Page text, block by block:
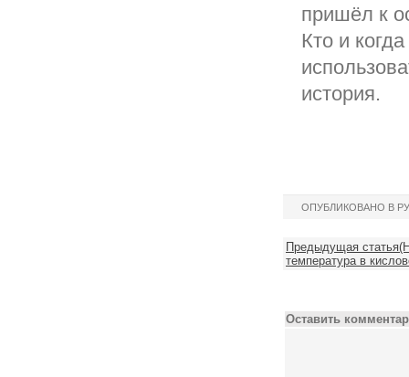
пришёл к
Кто и
история.
ОПУБЛИКОВАНО В
Предыдущая
температура в
Оставить